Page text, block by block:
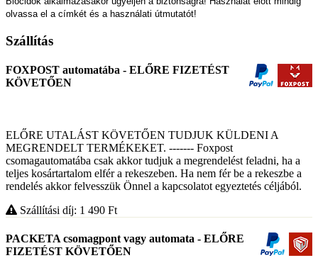
olvassa el a címkét és a használati útmutatót!
Szállítás
FOXPOST automatába - ELŐRE FIZETÉST
KÖVETŐEN
ELŐRE UTALÁST KÖVETŐEN TUDJUK KÜLDENI A
MEGRENDELT TERMÉKEKET. ------- Foxpost
csomagautomatába csak akkor tudjuk a megrendelést feladni, ha a
teljes kosártartalom elfér a rekeszeben. Ha nem fér be a rekeszbe a
rendelés akkor felvesszük Önnel a kapcsolatot egyeztetés céljából.
Szállítási díj: 1 490 Ft
PACKETA csomagpont vagy automata - ELŐRE
FIZETÉST KÖVETŐEN